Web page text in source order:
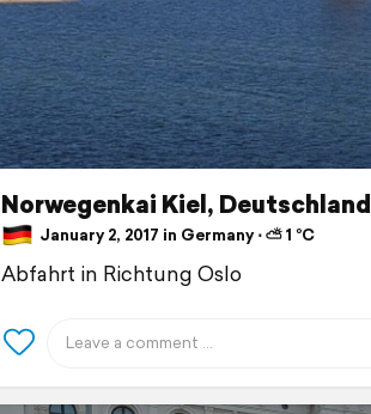
Norwegenkai Kiel, Deutschland
January 2, 2017 in Germany ⋅ ⛅ 1 °C
Abfahrt in Richtung Oslo